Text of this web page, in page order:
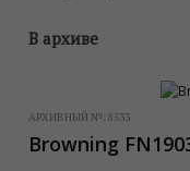
В архиве
АРХИВНЫЙ №: 8533
Browning